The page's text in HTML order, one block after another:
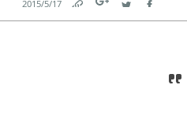
Facebook
Twitter
Link
17‏/5‏/2015